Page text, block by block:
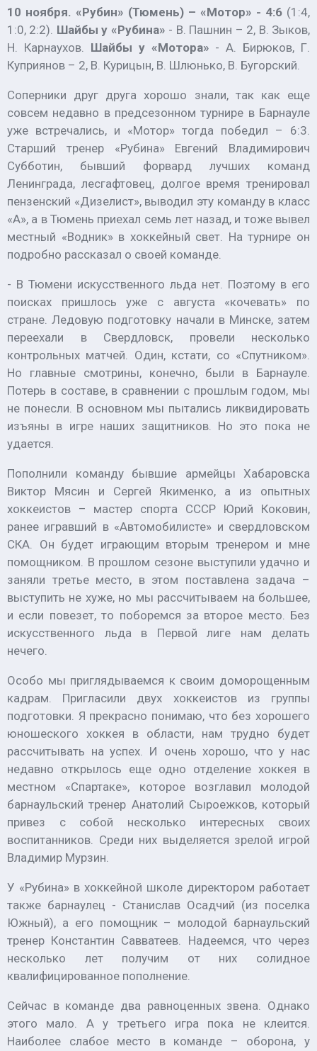
10 ноября. «Рубин» (Тюмень) – «Мотор» - 4:6 (1:4,
1:0, 2:2). Шайбы у «Рубина» - В. Пашнин – 2, В. Зыков,
Н. Карнаухов. Шайбы у «Мотора» - А. Бирюков, Г.
Куприянов – 2, В. Курицын, В. Шлюнько, В. Бугорский.
Соперники друг друга хорошо знали, так как еще
совсем недавно в предсезонном турнире в Барнауле
уже встречались, и «Мотор» тогда победил – 6:3.
Старший тренер «Рубина» Евгений Владимирович
Субботин, бывший форвард лучших команд
Ленинграда, лесгафтовец, долгое время тренировал
пензенский «Дизелист», выводил эту команду в класс
«А», а в Тюмень приехал семь лет назад, и тоже вывел
местный «Водник» в хоккейный свет. На турнире он
подробно рассказал о своей команде.
- В Тюмени искусственного льда нет. Поэтому в его
поисках пришлось уже с августа «кочевать» по
стране. Ледовую подготовку начали в Минске, затем
переехали в Свердловск, провели несколько
контрольных матчей. Один, кстати, со «Спутником».
Но главные смотрины, конечно, были в Барнауле.
Потерь в составе, в сравнении с прошлым годом, мы
не понесли. В основном мы пытались ликвидировать
изъяны в игре наших защитников. Но это пока не
удается.
Пополнили команду бывшие армейцы Хабаровска
Виктор Мясин и Сергей Якименко, а из опытных
хоккеистов – мастер спорта СССР Юрий Коковин,
ранее игравший в «Автомобилисте» и свердловском
СКА. Он будет играющим вторым тренером и мне
помощником. В прошлом сезоне выступили удачно и
заняли третье место, в этом поставлена задача –
выступить не хуже, но мы рассчитываем на большее,
и если повезет, то поборемся за второе место. Без
искусственного льда в Первой лиге нам делать
нечего.
Особо мы приглядываемся к своим доморощенным
кадрам. Пригласили двух хоккеистов из группы
подготовки. Я прекрасно понимаю, что без хорошего
юношеского хоккея в области, нам трудно будет
рассчитывать на успех. И очень хорошо, что у нас
недавно открылось еще одно отделение хоккея в
местном «Спартаке», которое возглавил молодой
барнаульский тренер Анатолий Сыроежков, который
привез с собой несколько интересных своих
воспитанников. Среди них выделяется зрелой игрой
Владимир Мурзин.
У «Рубина» в хоккейной школе директором работает
также барнаулец - Станислав Осадчий (из поселка
Южный), а его помощник – молодой барнаульский
тренер Константин Савватеев. Надеемся, что через
несколько лет получим от них солидное
квалифицированное пополнение.
Сейчас в команде два равноценных звена. Однако
этого мало. А у третьего игра пока не клеится.
Наиболее слабое место в команде – оборона, у